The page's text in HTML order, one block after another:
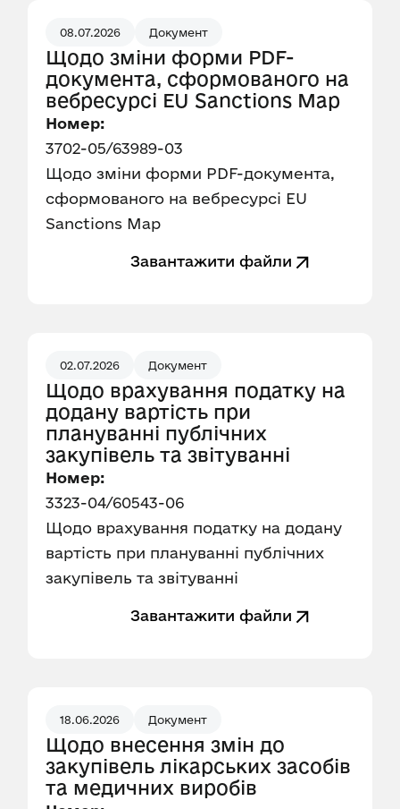
08.07.2026 Документ
Щодо зміни форми PDF-
документа, сформованого на
вебресурсі EU Sanctions Map
Номер:
3702-05/63989-03
Щодо зміни форми PDF-документа,
сформованого на вебресурсі EU
Sanctions Map
Завантажити файли
02.07.2026 Документ
Щодо врахування податку на
додану вартість при
плануванні публічних
закупівель та звітуванні
Номер:
3323-04/60543-06
Щодо врахування податку на додану
вартість при плануванні публічних
закупівель та звітуванні
Завантажити файли
18.06.2026 Документ
Щодо внесення змін до
закупівель лікарських засобів
та медичних виробів